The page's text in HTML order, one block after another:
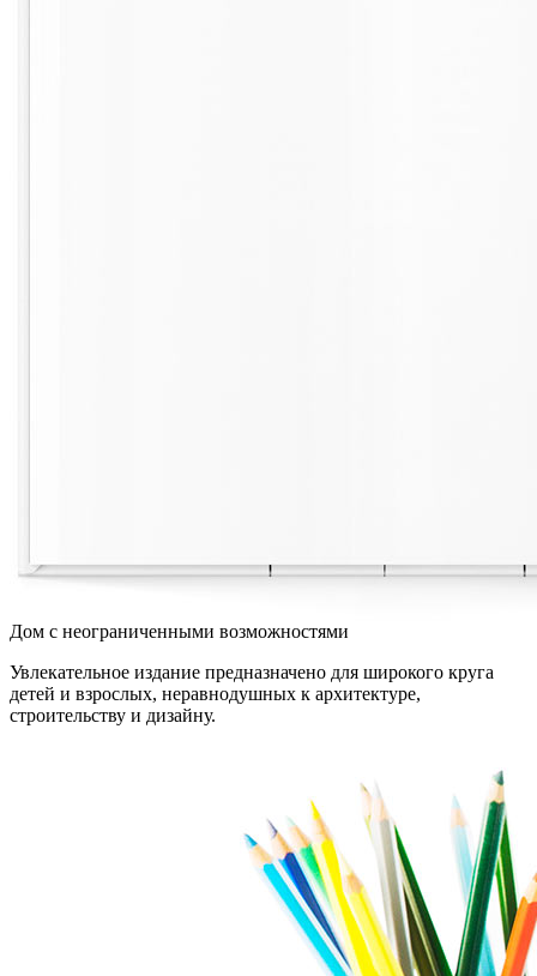
Дом с неограниченными возможностями
Увлекательное издание предназначено для широкого круга
детей и взрослых, неравнодушных к архитектуре,
строительству и дизайну.